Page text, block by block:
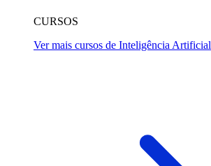
CURSOS
Ver mais cursos de Inteligência Artificial